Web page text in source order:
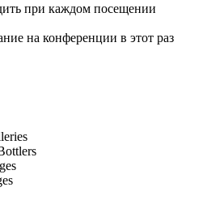
при каждом посещении
на конференции в этот раз